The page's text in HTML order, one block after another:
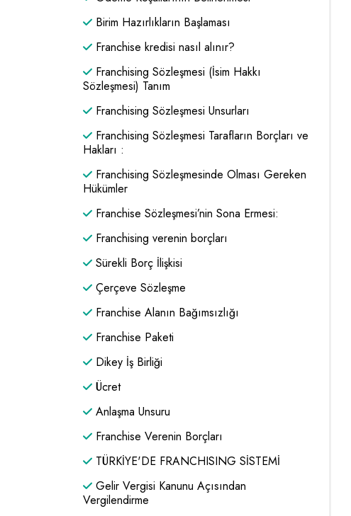
Birim Hazırlıkların Başlaması
Franchise kredisi nasıl alınır?
Franchising Sözleşmesi (İsim Hakkı
Sözleşmesi) Tanım
Franchising Sözleşmesi Unsurları
Franchising Sözleşmesi Tarafların Borçları ve
Hakları :
Franchising Sözleşmesinde Olması Gereken
Hükümler
Franchise Sözleşmesi’nin Sona Ermesi:
Franchising verenin borçları
Sürekli Borç İlişkisi
Çerçeve Sözleşme
Franchise Alanın Bağımsızlığı
Franchise Paketi
Dikey İş Birliği
Ücret
Anlaşma Unsuru
Franchise Verenin Borçları
TÜRKİYE'DE FRANCHISING SİSTEMİ
Gelir Vergisi Kanunu Açısından
Vergilendirme